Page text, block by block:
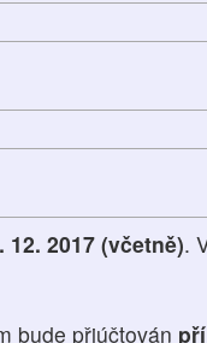
2017 (včetně).
bude přiúčtován